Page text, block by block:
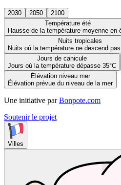
2030 2050
2100
Température été
Hausse de la température moyenne en
Nuits tropicales
Nuits où la température ne descend
Jours de canicule
Jours où la température dépasse 35°C
Élévation niveau mer
Élévation prévue du niveau de la mer
Une initiative par Bonpote.com
Soutenir le projet
Villes